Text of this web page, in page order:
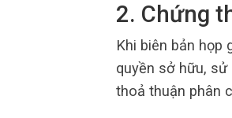
2. Chứng
Khi biên bản họp
quyền sở hữu,
thoả thuận phân